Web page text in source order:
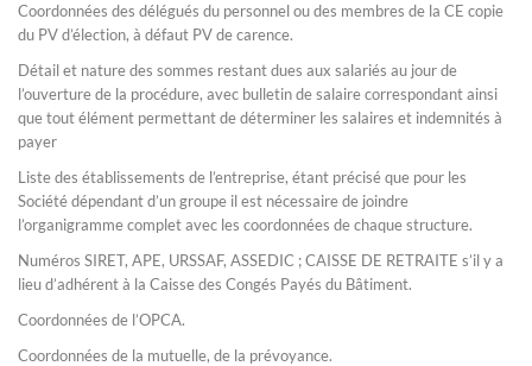
Coordonnées des délégués du personnel ou des membres de la CE copie
du PV d’élection, à défaut PV de carence.
Détail et nature des sommes restant dues aux salariés au jour de
l’ouverture de la procédure, avec bulletin de salaire correspondant ainsi
que tout élément permettant de déterminer les salaires et indemnités à
payer
Liste des établissements de l’entreprise, étant précisé que pour les
Société dépendant d’un groupe il est nécessaire de joindre
l’organigramme complet avec les coordonnées de chaque structure.
Numéros SIRET, APE, URSSAF, ASSEDIC ; CAISSE DE RETRAITE s’il y a
lieu d’adhérent à la Caisse des Congés Payés du Bâtiment.
Coordonnées de l’OPCA.
Coordonnées de la mutuelle, de la prévoyance.